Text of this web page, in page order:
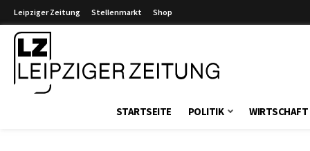
Leipziger Zeitung Stellenmarkt Shop
STARTSEITE POLITIK WIRTSCHAFT